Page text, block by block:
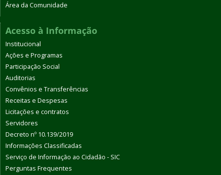
Área da Comunidade
Acesso à Informação
Institucional
Ações e Programas
Participação Social
Auditorias
Convênios e Transferências
Receitas e Despesas
Licitações e contratos
Servidores
Decreto nº 10.139/2019
Informações Classificadas
Serviço de Informação ao Cidadão - SIC
Perguntas Frequentes